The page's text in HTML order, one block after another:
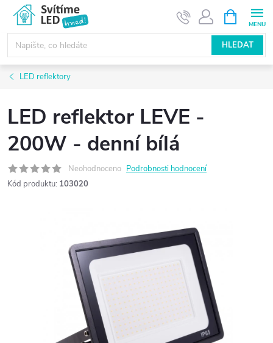
obsah
HLEDAT
NÁKUPNÍ
KOŠÍK
LED reflektory
LED reflektor LEVE -
200W - denní bílá
Neohodnoceno Podrobnosti hodnocení
Kód produktu: 103020